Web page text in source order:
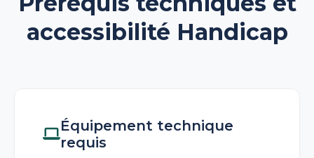
accessibilité Handicap
Équipement technique
requis